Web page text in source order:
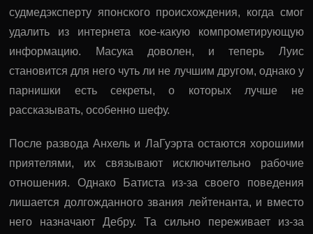
судмедэксперту японского происхождения, когда смог
удалить из интернета кое-какую компрометирующую
информацию. Масука доволен, и теперь Луис
становится для него чуть ли не лучшим другом, однако у
парнишки есть секреты, о которых лучше не
рассказывать, особенно шефу.
После развода Анхель и ЛаГуэрта остаются хорошими
приятелями, их связывают исключительно рабочие
отношения. Однако Батиста из-за своего поведения
лишается долгожданного звания лейтенанта, и вместо
него назначают Дебру. Та сильно переживает из-за